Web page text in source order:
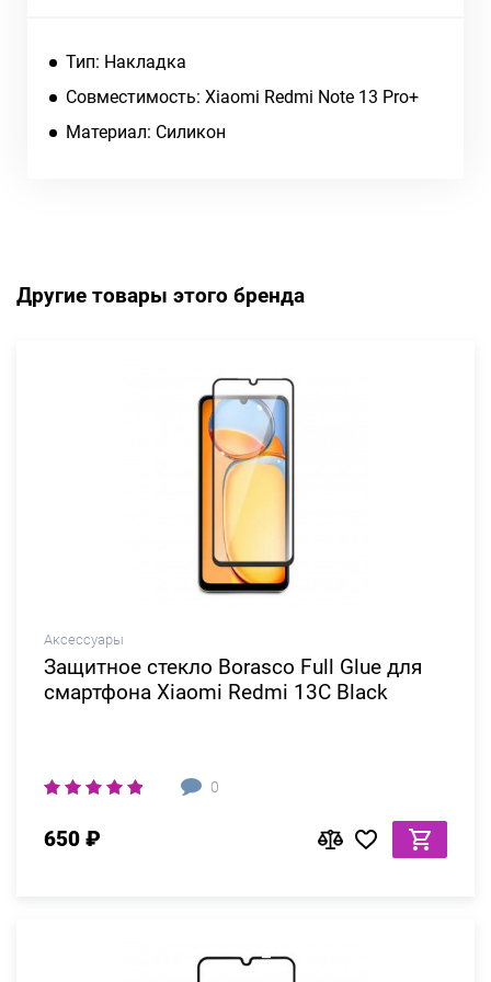
Тип: Накладка
Совместимость: Xiaomi Redmi Note 13 Pro+
Материал: Силикон
Другие товары этого бренда
Аксессуары
Защитное стекло Borasco Full Glue для
смартфона Xiaomi Redmi 13C Black
0
650 ₽